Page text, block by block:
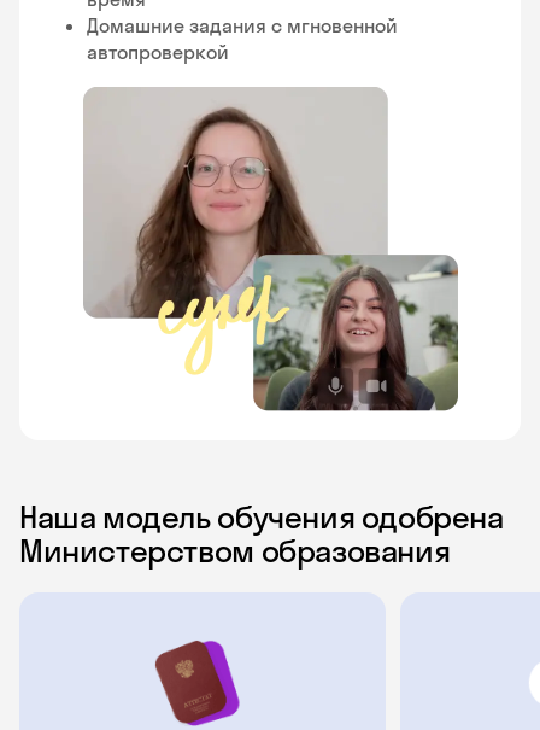
Домашние задания с мгновенной
автопроверкой
Наша модель обучения одобрена
Министерством образования